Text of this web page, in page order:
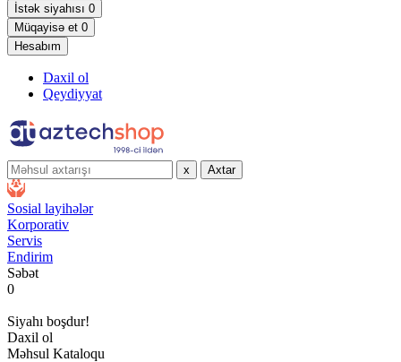
İstək siyahısı 0
Müqayisə et 0
Hesabım
Daxil ol
Qeydiyyat
x Axtar
Sosial layihələr
Korporativ
Servis
Endirim
Səbət
0
Siyahı boşdur!
Daxil ol
Məhsul Kataloqu